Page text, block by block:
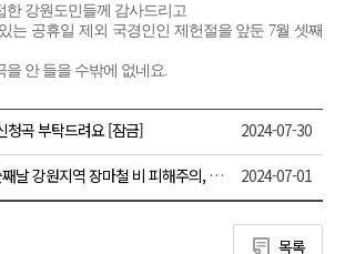
한 강원도민들께 감사드리고
는 공휴일 제외 국경인인 제헌절을 앞둔 7월 셋째
안 들을 수밖에 없네요.
청곡 부탁드려요 [잠금] 2024-07-30
7월 둘째날 강원지역 장마철 비 피해주의, 예감 좋은 날 (G1 Fresh FM) 화요일 신청곡 2024-07-01
목록